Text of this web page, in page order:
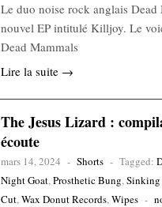
Le duo noise rock anglais
nouvel EP intitulé Killjoy. Le
Dead Mammals
Lire la suite →
The Jesus Lizard :
écoute
mars 14, 2024 - Shorts - Tagged:
Night Goat,Prosthetic Bung,Sinking
Cut,Wax Donut Records,Wipes -
New